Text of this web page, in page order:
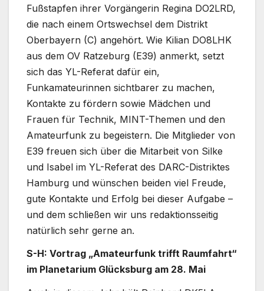
Fußstapfen ihrer Vorgängerin Regina DO2LRD,
die nach einem Ortswechsel dem Distrikt
Oberbayern (C) angehört. Wie Kilian DO8LHK
aus dem OV Ratzeburg (E39) anmerkt, setzt
sich das YL-Referat dafür ein,
Funkamateurinnen sichtbarer zu machen,
Kontakte zu fördern sowie Mädchen und
Frauen für Technik, MINT-Themen und den
Amateurfunk zu begeistern. Die Mitglieder von
E39 freuen sich über die Mitarbeit von Silke
und Isabel im YL-Referat des DARC-Distriktes
Hamburg und wünschen beiden viel Freude,
gute Kontakte und Erfolg bei dieser Aufgabe –
und dem schließen wir uns redaktionsseitig
natürlich sehr gerne an.
S-H: Vortrag „Amateurfunk trifft Raumfahrt“
im Planetarium Glücksburg am 28. Mai